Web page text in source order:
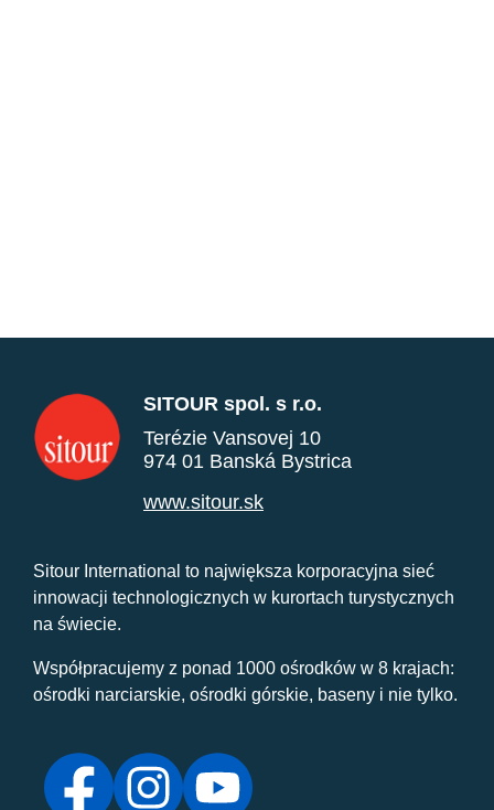
SITOUR spol. s r.o.
Terézie Vansovej 10
974 01 Banská Bystrica
www.sitour.sk
Sitour International to największa korporacyjna sieć
innowacji technologicznych w kurortach turystycznych
na świecie.
Współpracujemy z ponad 1000 ośrodków w 8 krajach:
ośrodki narciarskie, ośrodki górskie, baseny i nie tylko.